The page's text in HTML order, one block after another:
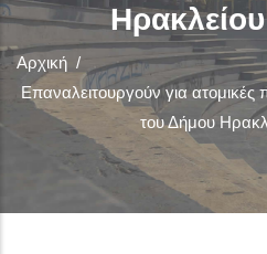
Αρχική /
Επαναλειτουργούν για ατομικές
του Δήμου